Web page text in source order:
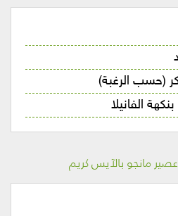
عصير مانجو بالآيس كريم